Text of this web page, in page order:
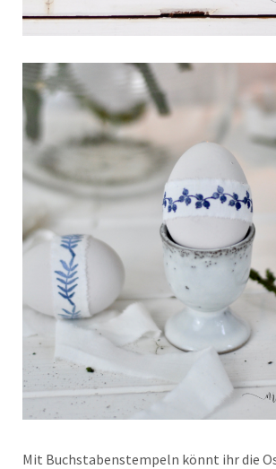
Mit Buchstabenstempeln könnt ihr die